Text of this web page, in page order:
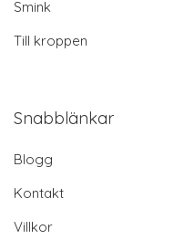
Smink
Till kroppen
Snabblänkar
Blogg
Kontakt
Villkor